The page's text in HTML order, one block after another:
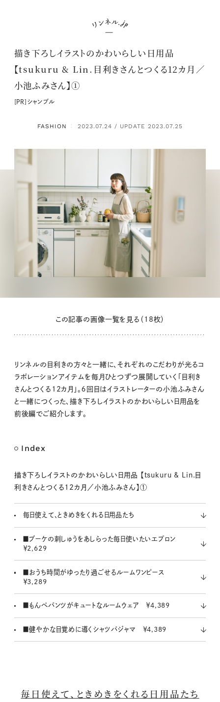
描き下ろしイラストのかわいらしい日用品
【tsukuru & Lin.目利きさんとつくる12カ月／
小池ふみさん】①
[PR]シャンブル
FASHION ： 2023.07.24 / UPDATE 2023.07.25
この記事の画像一覧を見る（18枚）
リンネルの目利きの方々と一緒に、それぞれのこだわりが光るコ
ラボレーションアイテムを毎月ひとつずつ展開していく「目利き
さんとつくる12カ月」。６回目はイラストレーターの小池ふみさん
と一緒につくった、描き下ろしイラストのかわいらしい日用品を
前後編でご紹介します。
Index
描き下ろしイラストのかわいらしい日用品 【tsukuru & Lin.目
利きさんとつくる12カ月／小池ふみさん】①
毎日使えて、ときめきをくれる日用品たち
■ブーケの刺しゅうをあしらった毎日使いたいエプロン
￥2,629
■おうち時間がゆったり過ごせるルームワンピース
￥3,289
■もんぺパンツがキュートなルームウェア ￥4,389
■健やかな目覚めに導くシャツパジャマ ￥4,389
毎日使えて、ときめきをくれる日用品たち